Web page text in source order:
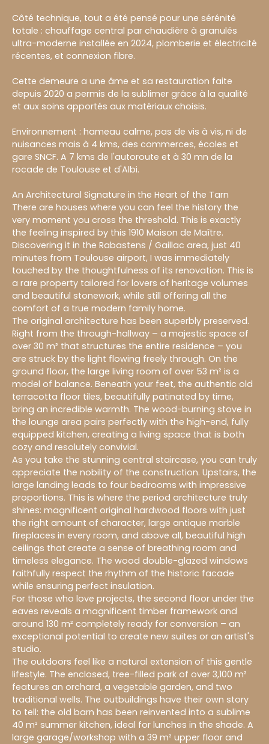
Côté technique, tout a été pensé pour une sérénité
totale : chauffage central par chaudière à granulés
ultra-moderne installée en 2024, plomberie et électricité
récentes, et connexion fibre.
Cette demeure a une âme et sa restauration faite
depuis 2020 a permis de la sublimer grâce à la qualité
et aux soins apportés aux matériaux choisis.
Environnement : hameau calme, pas de vis à vis, ni de
nuisances mais à 4 kms, des commerces, écoles et
gare SNCF. A 7 kms de l'autoroute et à 30 mn de la
rocade de Toulouse et d'Albi.
An Architectural Signature in the Heart of the Tarn
There are houses where you can feel the history the
very moment you cross the threshold. This is exactly
the feeling inspired by this 1910 Maison de Maître.
Discovering it in the Rabastens / Gaillac area, just 40
minutes from Toulouse airport, I was immediately
touched by the thoughtfulness of its renovation. This is
a rare property tailored for lovers of heritage volumes
and beautiful stonework, while still offering all the
comfort of a true modern family home.
The original architecture has been superbly preserved.
Right from the through-hallway – a majestic space of
over 30 m² that structures the entire residence – you
are struck by the light flowing freely through. On the
ground floor, the large living room of over 53 m² is a
model of balance. Beneath your feet, the authentic old
terracotta floor tiles, beautifully patinated by time,
bring an incredible warmth. The wood-burning stove in
the lounge area pairs perfectly with the high-end, fully
equipped kitchen, creating a living space that is both
cozy and resolutely convivial.
As you take the stunning central staircase, you can truly
appreciate the nobility of the construction. Upstairs, the
large landing leads to four bedrooms with impressive
proportions. This is where the period architecture truly
shines: magnificent original hardwood floors with just
the right amount of character, large antique marble
fireplaces in every room, and above all, beautiful high
ceilings that create a sense of breathing room and
timeless elegance. The wood double-glazed windows
faithfully respect the rhythm of the historic facade
while ensuring perfect insulation.
For those who love projects, the second floor under the
eaves reveals a magnificent timber framework and
around 130 m² completely ready for conversion – an
exceptional potential to create new suites or an artist's
studio.
The outdoors feel like a natural extension of this gentle
lifestyle. The enclosed, tree-filled park of over 3,100 m²
features an orchard, a vegetable garden, and two
traditional wells. The outbuildings have their own story
to tell: the old barn has been reinvented into a sublime
40 m² summer kitchen, ideal for lunches in the shade. A
large garage/workshop with a 39 m² upper floor and